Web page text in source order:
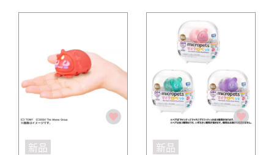
新品
新品